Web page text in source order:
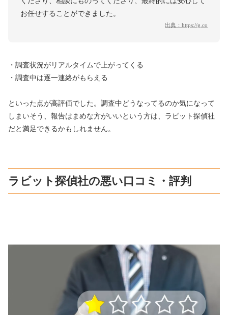
お任せすることができました。
出典： https://g.co
・調査状況がリアルタイムで上がってくる
・調査中は逐一連絡がもらえる
といった点が高評価でした。調査中どうなってるのか気になって
しまいそう、報告はまめな方がいいという方は、ラビット探偵社
だと満足できるかもしれません。
ラビット探偵社の悪い口コミ・評判